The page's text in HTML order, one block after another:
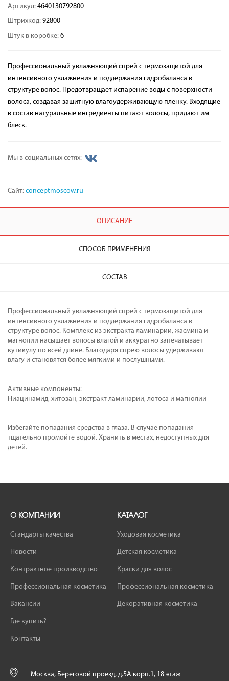
Артикул: 4640130792800
Штрихкод: 92800
Штук в коробке: 6
Профессиональный увлажняющий спрей с термозащитой для
интенсивного увлажнения и поддержания гидробаланса в
структуре волос. Предотвращает испарение воды с поверхности
волоса, создавая защитную влагоудерживающую пленку. Входящие
в состав натуральные ингредиенты питают волосы, придают им
блеск.
Мы в социальных сетях:
Сайт: conceptmoscow.ru
ОПИСАНИЕ
СПОСОБ ПРИМЕНЕНИЯ
СОСТАВ
Профессиональный увлажняющий спрей с термозащитой для
интенсивного увлажнения и поддержания гидробаланса в
структуре волос. Комплекс из экстракта ламинарии, жасмина и
магнолии насыщает волосы влагой и аккуратно запечатывает
кутикулу по всей длине. Благодаря спрею волосы удерживают
влагу и становятся более мягкими и послушными.
Активные компоненты:
Ниацинамид, хитозан, экстракт ламинарии, лотоса и магнолии
Избегайте попадания средства в глаза. В случае попадания -
тщательно промойте водой. Хранить в местах, недоступных для
детей.
О КОМПАНИИ
Стандарты качества
Новости
Контрактное производство
Профессиональная косметика
Вакансии
Где купить?
Контакты
КАТАЛОГ
Уходовая косметика
Детская косметика
Краски для волос
Профессиональная косметика
Декоративная косметика
Москва, Береговой проезд, д.5А корп.1, 18 этаж